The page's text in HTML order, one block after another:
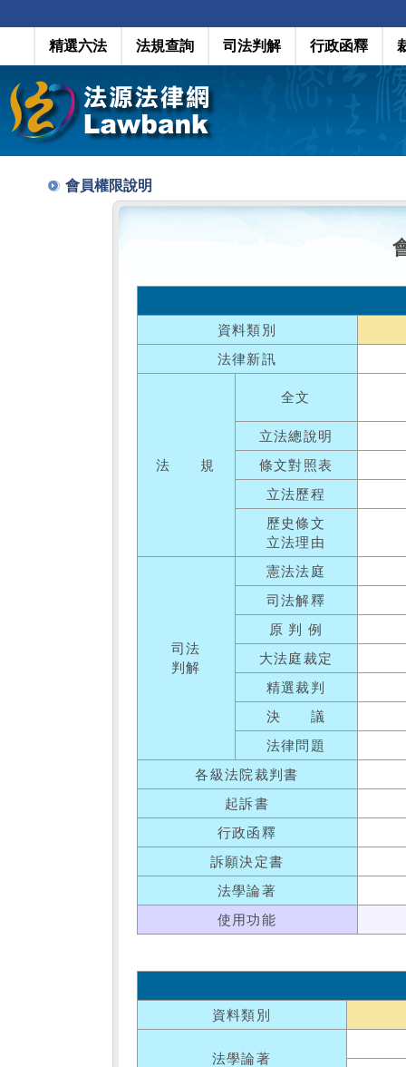
精選六法 法規查詢 司法判解 行政函釋
會員權限說明
資料類別
法律新訊
法 規
全文
立法總說明
條文對照表
立法歷程
歷史條文
立法理由
司法
判解
憲法法庭
司法解釋
原 判 例
大法庭裁定
精選裁判
決 議
法律問題
各級法院裁判書
起訴書
行政函釋
訴願決定書
法學論著
使用功能
資料類別
法學論著